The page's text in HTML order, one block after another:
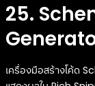
25.
เครื่องมือสร้างโค้ด